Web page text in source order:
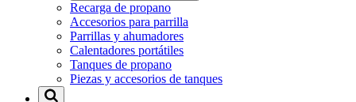
Recarga de propano
Accesorios para parrilla
Parrillas y ahumadores
Calentadores portátiles
Tanques de propano
Piezas y accesorios de tanques